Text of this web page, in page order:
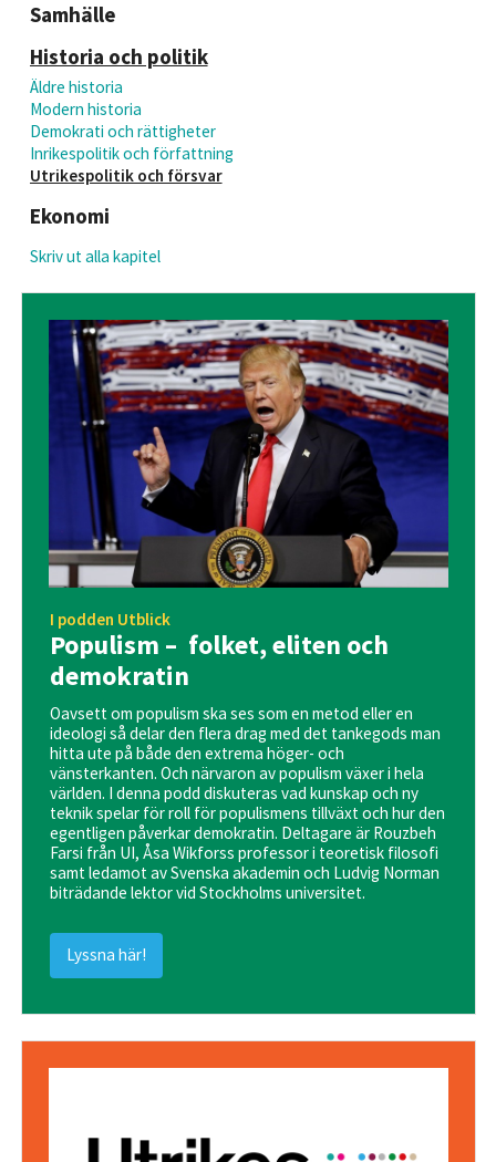
Samhälle
Historia och politik
Äldre historia
Modern historia
Demokrati och rättigheter
Inrikespolitik och författning
Utrikespolitik och försvar
Ekonomi
Skriv ut alla kapitel
I podden Utblick
Populism – folket, eliten och
demokratin
Oavsett om populism ska ses som en metod eller en
ideologi så delar den flera drag med det tankegods man
hitta ute på både den extrema höger- och
vänsterkanten. Och närvaron av populism växer i hela
världen. I denna podd diskuteras vad kunskap och ny
teknik spelar för roll för populismens tillväxt och hur den
egentligen påverkar demokratin. Deltagare är Rouzbeh
Farsi från UI, Åsa Wikforss professor i teoretisk filosofi
samt ledamot av Svenska akademin och Ludvig Norman
biträdande lektor vid Stockholms universitet.
Lyssna här!